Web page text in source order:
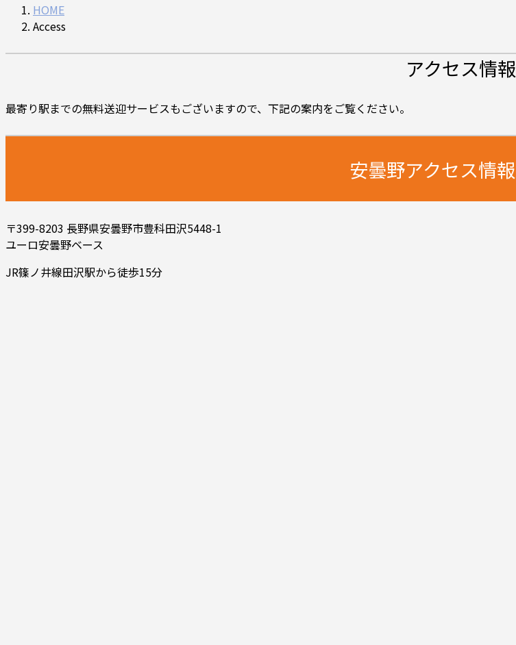
HOME
Access
アクセス情報
最寄り駅までの無料送迎サービスもございますので、下記の案内をご覧ください。
安曇野アクセス情報
〒399-8203 長野県安曇野市豊科田沢5448-1
ユーロ安曇野ベース
JR篠ノ井線田沢駅から徒歩15分